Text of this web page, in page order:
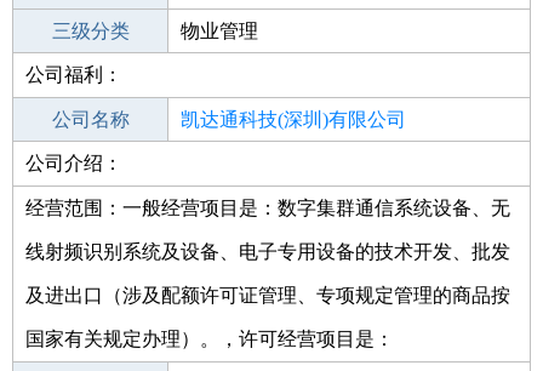
二级分类 物业管理
三级分类 物业管理
其他行业
公司福利：
公司名称 凯达通科技(深圳)有限公司
公司类型
公司介绍：
经营范围：一般经营项目是：数字集群通信系统设备、无
线射频识别系统及设备、电子专用设备的技术开发、批发
及进出口（涉及配额许可证管理、专项规定管理的商品按
国家有关规定办理）。，许可经营项目是：